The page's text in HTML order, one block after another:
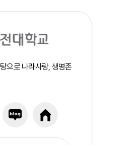
으로 나라사랑, 생명존